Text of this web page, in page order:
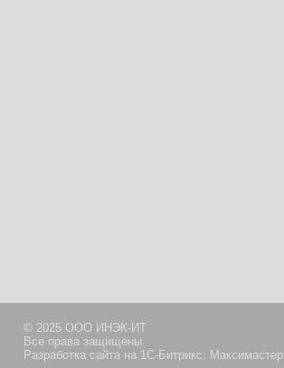
© 2025 ООО ИНЭК-ИТ
Все права защищены
Разработка сайта на 1С-Битрикс: Максимастер